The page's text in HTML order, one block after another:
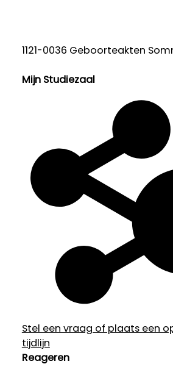
1121-0036 Geboorteakten
Mijn Studiezaal
Stel een vraag of plaats een
tijdlijn
Reageren